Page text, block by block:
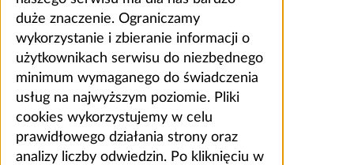
duże znaczenie. Ograniczamy
wykorzystanie i zbieranie informacji o
użytkownikach serwisu do niezbędnego
minimum wymaganego do świadczenia
usług na najwyższym poziomie. Pliki
cookies wykorzystujemy w celu
prawidłowego działania strony oraz
analizy liczby odwiedzin. Po kliknięciu w